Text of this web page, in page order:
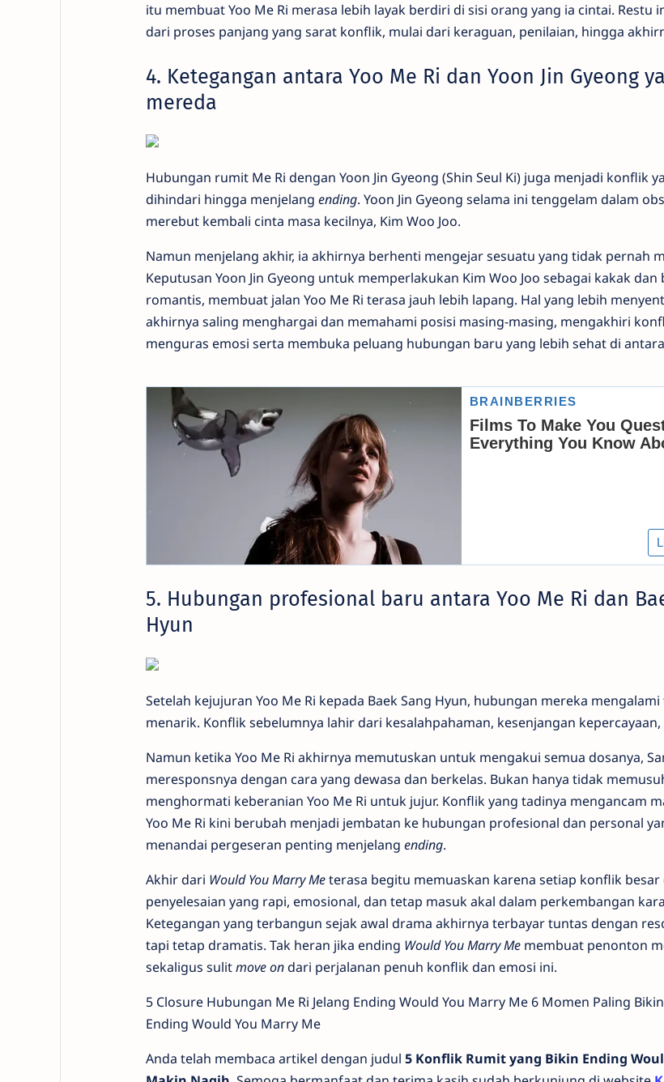
itu membuat Yoo Me Ri merasa lebih layak berdiri di sisi orang yang ia cintai. Restu
dari proses panjang yang sarat konflik, mulai dari keraguan, penilaian, hingga
4. Ketegangan antara Yoo Me Ri dan Yoon Jin Gyeong
mereda
Hubungan rumit Me Ri dengan Yoon Jin Gyeong (Shin Seul Ki) juga menjadi konflik
dihindari hingga menjelang ending. Yoon Jin Gyeong selama ini tenggelam dalam
merebut kembali cinta masa kecilnya, Kim Woo Joo.
Namun menjelang akhir, ia akhirnya berhenti mengejar sesuatu yang tidak pernah
Keputusan Yoon Jin Gyeong untuk memperlakukan Kim Woo Joo sebagai kakak dan
romantis, membuat jalan Yoo Me Ri terasa jauh lebih lapang. Hal yang lebih
akhirnya saling menghargai dan memahami posisi masing-masing, mengakhiri
menguras emosi serta membuka peluang hubungan baru yang lebih sehat di
5. Hubungan profesional baru antara Yoo Me Ri dan
Hyun
Setelah kejujuran Yoo Me Ri kepada Baek Sang Hyun, hubungan mereka
menarik. Konflik sebelumnya lahir dari kesalahpahaman, kesenjangan
Namun ketika Yoo Me Ri akhirnya memutuskan untuk mengakui semua dosanya,
meresponsnya dengan cara yang dewasa dan berkelas. Bukan hanya tidak
menghormati keberanian Yoo Me Ri untuk jujur. Konflik yang tadinya mengancam
Yoo Me Ri kini berubah menjadi jembatan ke hubungan profesional dan personal
menandai pergeseran penting menjelang ending.
Akhir dari Would You Marry Meterasa begitu memuaskan karena setiap konflik besar
penyelesaian yang rapi, emosional, dan tetap masuk akal dalam perkembangan
Ketegangan yang terbangun sejak awal drama akhirnya terbayar tuntas dengan
tapi tetap dramatis. Tak heran jika ending Would You Marry Memembuat penonton
sekaligus sulitmove ondari perjalanan penuh konflik dan emosi ini.
5 Closure Hubungan Me Ri Jelang Ending Would You Marry Me 6 Momen Paling
Ending Would You Marry Me
Anda telah membaca artikel dengan judul 5 Konflik Rumit yang Bikin Ending